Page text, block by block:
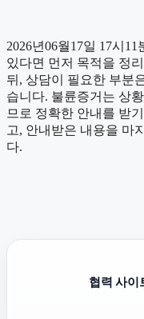
2026년06월17일 17시
있다면 먼저 목적을 정
뒤, 상담이 필요한 부분
습니다. 불륜증거는 상
므로 정확한 안내를 받
고, 안내받은 내용을 마
다.
협력 사이